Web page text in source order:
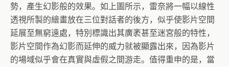
勢，產生幻影般的效果。如上圖所示，雷奈將一幅以線性
透視所製的繪畫放在三位對話者的後方，似乎使影片空間
延展至無窮遠處，特別標識出其廣袤甚至迷宮般的特性，
影片空間作為幻影而延伸的威力就被顯露出來，因為影片
的場域似乎會在真實與虛假之間游走。值得重申的是，當